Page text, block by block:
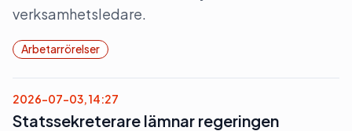
verksamhetsledare.
Arbetarrörelser
2026-07-03, 14:27
Statssekreterare lämnar regeringen